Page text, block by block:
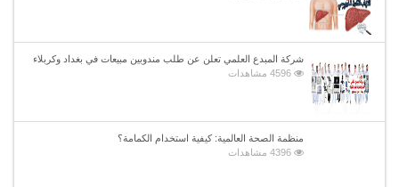
شركة المبدع العلمي تعلن عن طلب مندوبين مبيعات في بغداد وكربلاء
4596 مشاهدات
منظمة الصحة العالمية: كيفية استخدام الكمامة؟
4396 مشاهدات